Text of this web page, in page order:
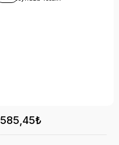
585,45₺